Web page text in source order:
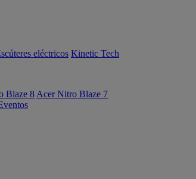
eléctricos Kinetic Tech
Blaze 8 Acer Nitro Blaze 7